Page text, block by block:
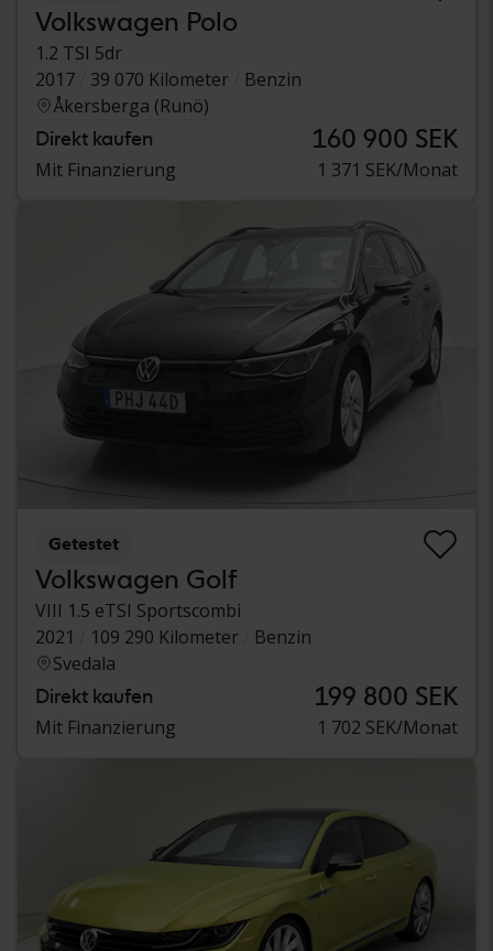
Volkswagen Polo
1.2 TSI 5dr
2017
39 070 Kilometer
Benzin
Åkersberga (Runö)
Direkt kaufen 160 900 SEK
Mit Finanzierung 1 371 SEK/Monat
Getestet
Volkswagen Golf
VIII 1.5 eTSI Sportscombi
2021
109 290 Kilometer
Benzin
Svedala
Direkt kaufen 199 800 SEK
Mit Finanzierung 1 702 SEK/Monat